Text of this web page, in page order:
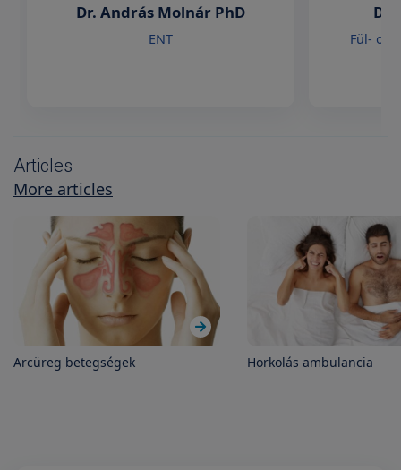
Dr. András Molnár PhD
ENT
Dr.
Fül-
Articles
More articles
Arcüreg betegségek Horkolás ambulancia